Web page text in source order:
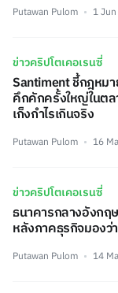
Putawan Pulom 1
ข่าวคริปโตเคอเรนซี่
Santiment ชี้กฎหม
คึกคักครั้งใหญ่ในตล
เก็งกำไรเกินจริง
Putawan Pulom 16
ข่าวคริปโตเคอเรนซี่
ธนาคารกลางอังกฤ
หลังภาคธุรกิจมองว่
Putawan Pulom 14